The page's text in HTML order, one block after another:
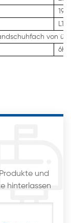
195
von
6Kg
und
hinterlassen